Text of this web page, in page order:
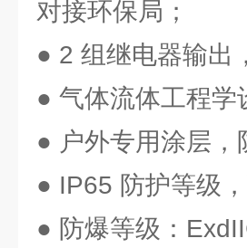
对接环保局；
● 2 组继电器输出
● 气体流体工程学
● 户外专用涂层，
● IP65 防护等级
● 防爆等级：